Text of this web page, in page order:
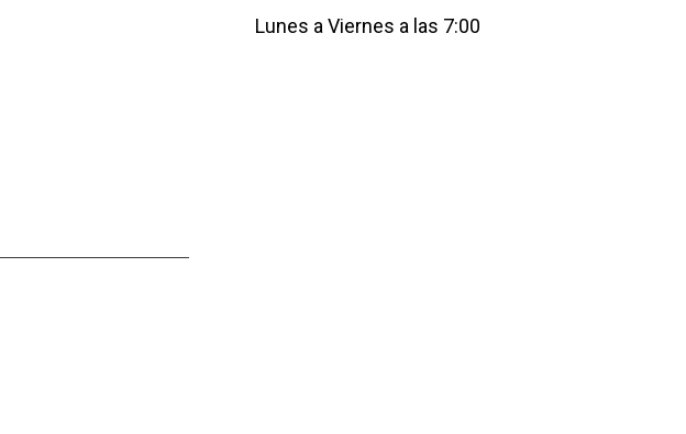
Lunes a Viernes a las 7:00